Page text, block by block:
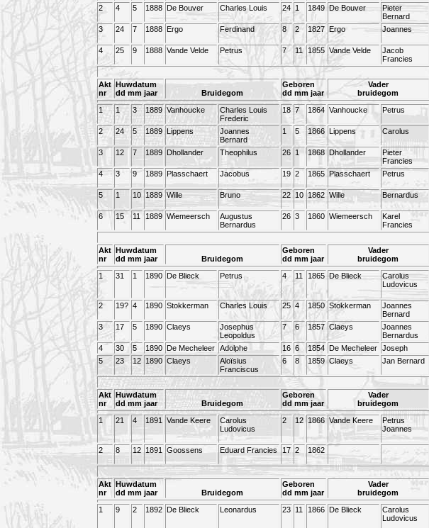
2
4 5 1888 De Bouver Charles Louis 24 1 1849 De Bouver
Pieter
Bernard
3
24 7 1888 Ergo Ferdinand 8 2 1827 Ergo Joannes
4
25 9 1888 Vande Velde Petrus 7 11 1855 Vande Velde
Jacob
Francies
Akt
nr
Huwdatum
dd mm jaar
Bruidegom
Geboren
dd mm jaar
Vader
bruidegom
1
1 3 1889 Vanhoucke
Charles Louis
Frederic
18 7 1864 Vanhoucke Petrus
2 24 5 1889 Lippens
Joannes
Bernard
1 5 1866 Lippens Carolus
3
12 7 1889 Dhollander Theophilus 26 1 1868 Dhollander
Pieter
Francies
4
3 9 1889 Plasschaert Jacobus 19 2 1865 Plasschaert Petrus
5 1 10 1889 Wille Bruno 22 10 1862 Wille Bernardus
6
15 11 1889 Wiemeersch
Augustus
Bernardus
26 3 1860 Wiemeersch
Karel
Francies
Akt
nr
Huwdatum
dd mm jaar
Bruidegom
Geboren
dd mm jaar
Vader
bruidegom
1
31 1 1890 De Blieck Petrus 4 11 1865 De Blieck
Carolus
Ludovicus
2 19? 4 1890 Stokkerman Charles Louis 25 4 1850 Stokkerman
Joannes
Bernard
3
17 5 1890 Claeys
Josephus
Leopoldus
7 6 1857 Claeys
Joannes
Bernardus
4
30 5 1890 De Mecheleer Adolphe 16 6 1854 De Mecheleer Joseph
5
23 12 1890 Claeys
Aloïsius
Franciscus
6 8 1859 Claeys Jan Bernard
Akt
nr
Huwdatum
dd mm jaar
Bruidegom
Geboren
dd mm jaar
Vader
bruidegom
1
21 4 1891 Vande Keere
Carolus
Ludovicus
2 12 1866 Vande Keere
Petrus
Joannes
2 8 12 1891 Goossens Eduard Francies 17 2 1862
Akt
nr
Huwdatum
dd mm jaar
Bruidegom
Geboren
dd mm jaar
Vader
bruidegom
1
9 2 1892 De Blieck Leonardus 23 11 1866 De Blieck
Carolus
Ludovicus